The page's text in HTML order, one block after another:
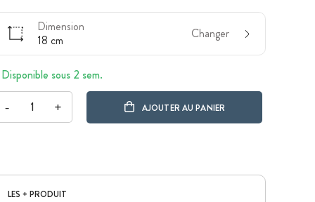
Dimension
18 cm
Changer
Disponible sous 2 sem.
- + AJOUTER AU PANIER
LES + PRODUIT